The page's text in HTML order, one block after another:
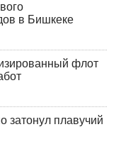
в Бишкеке
флот
затонул плавучий